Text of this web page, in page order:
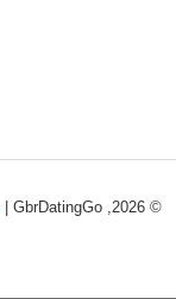
© 2026, GbrDatingGo |